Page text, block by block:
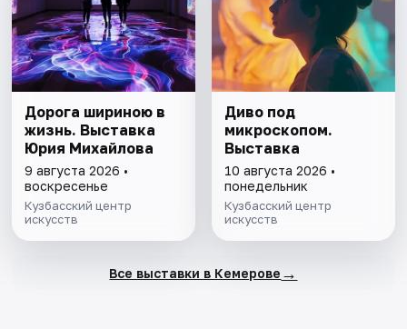
Дорога шириною в
жизнь. Выставка
Юрия Михайлова
9 августа 2026 •
воскресенье
Кузбасский центр
искусств
Диво под
микроскопом.
Выставка
10 августа 2026 •
понедельник
Кузбасский центр
искусств
Все выставки в Кемерове →